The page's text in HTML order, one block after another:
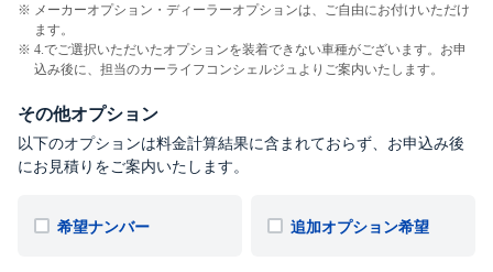
メーカーオプション・ディーラーオプションは、ご自由にお付けいただけ
ます。
4.でご選択いただいたオプションを装着できない車種がございます。お申
込み後に、担当のカーライフコンシェルジュよりご案内いたします。
その他オプション
以下のオプションは料金計算結果に含まれておらず、お申込み後
にお見積りをご案内いたします。
希望ナンバー 追加オプション希望